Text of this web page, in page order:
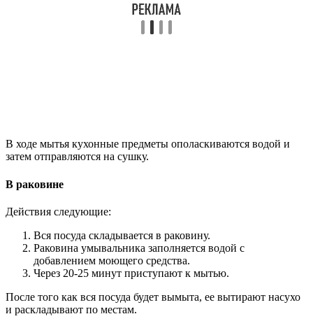
В ходе мытья кухонные предметы ополаскиваются водой и
затем отправляются на сушку.
В раковине
Действия следующие:
Вся посуда складывается в раковину.
Раковина умывальника заполняется водой с
добавлением моющего средства.
Через 20-25 минут приступают к мытью.
После того как вся посуда будет вымыта, ее вытирают насухо
и раскладывают по местам.